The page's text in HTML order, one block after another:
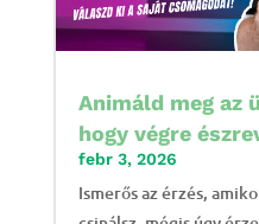
Animáld meg az
hogy végre
febr 3, 2026
Ismerős az érzés,